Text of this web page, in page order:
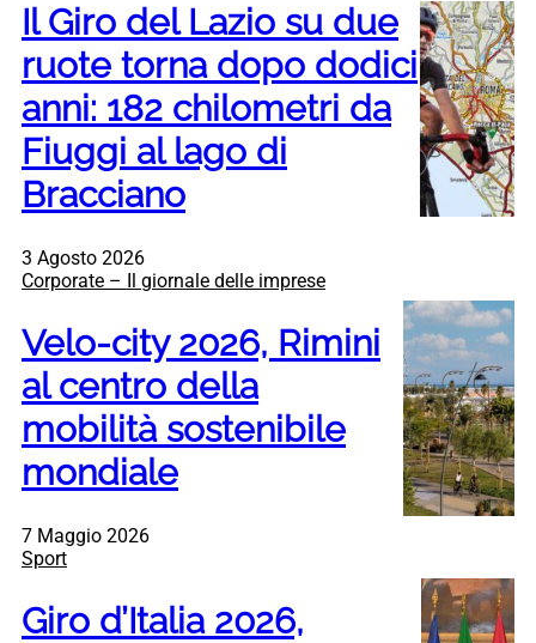
Il Giro del Lazio su due
ruote torna dopo dodici
anni: 182 chilometri da
Fiuggi al lago di
Bracciano
3 Agosto 2026
Corporate – Il giornale delle imprese
Velo-city 2026, Rimini
al centro della
mobilità sostenibile
mondiale
7 Maggio 2026
Sport
Giro d’Italia 2026,